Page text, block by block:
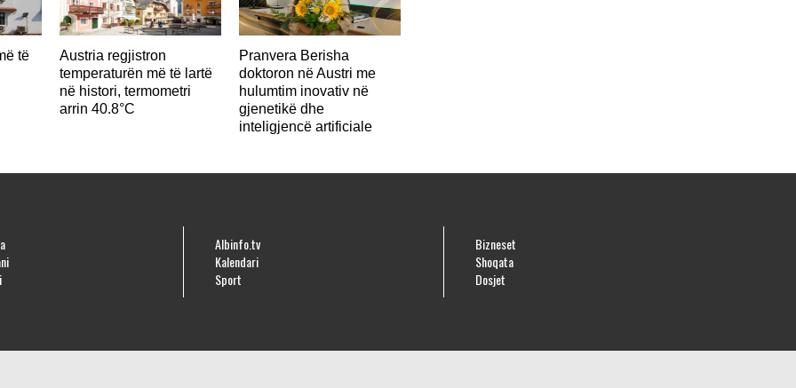
të
Austria regjistron
temperaturën më të lartë
në histori, termometri
arrin 40.8°C
Pranvera Berisha
doktoron në Austri me
hulumtim inovativ në
gjenetikë dhe
inteligjencë artificiale
Albinfo.tv
Kalendari
Sport
Bizneset
Shoqata
Dosjet